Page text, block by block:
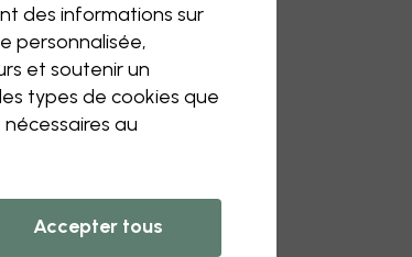
des informations sur
personnalisée,
et soutenir un
types de cookies que
au
Accepter tous